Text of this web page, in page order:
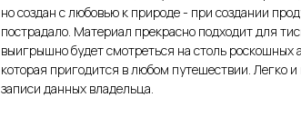
но создан с любовью к природе - при создании
пострадало. Материал прекрасно подходит для
выигрышно будет смотреться на столь роскошных
которая пригодится в любом путешествии. Легко
записи данных владельца.